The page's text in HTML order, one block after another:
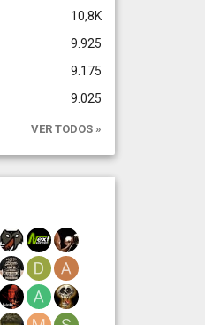
10,8K
9.925
9.175
9.025
VER TODOS »